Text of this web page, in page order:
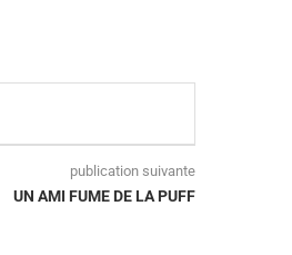
publication suivante
UN AMI FUME DE LA PUFF